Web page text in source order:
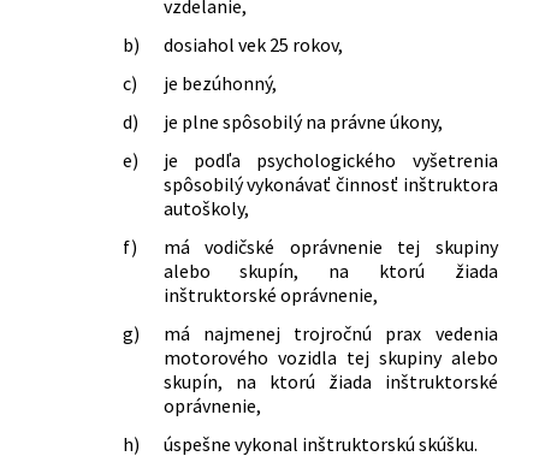
vzdelanie,
b)
dosiahol vek 25 rokov,
c)
je bezúhonný,
d)
je plne spôsobilý na právne úkony,
e)
je podľa psychologického vyšetrenia
spôsobilý vykonávať činnosť inštruktora
autoškoly,
f)
má vodičské oprávnenie tej skupiny
alebo skupín, na ktorú žiada
inštruktorské oprávnenie,
g)
má najmenej trojročnú prax vedenia
motorového vozidla tej skupiny alebo
skupín, na ktorú žiada inštruktorské
oprávnenie,
h)
úspešne vykonal inštruktorskú skúšku.